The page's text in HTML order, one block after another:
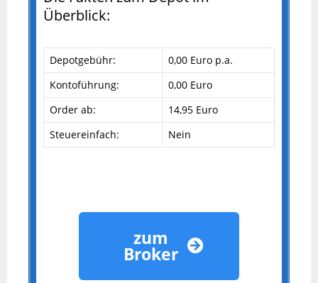
Überblick:
Depotgebühr:
0,00 Euro p.a.
Kontoführung:
0,00 Euro
Order ab:
14,95 Euro
Steuereinfach:
Nein
zum
Broker